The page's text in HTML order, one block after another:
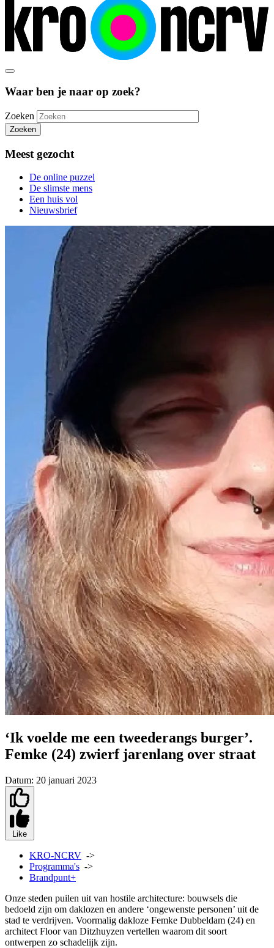
Waar ben je naar op zoek?
Zoeken
Zoeken
Meest gezocht
De online puzzel
De slimste mens
Een huis vol
Nieuwsbrief
‘Ik voelde me een tweederangs burger’.
Femke (24) zwierf jarenlang over straat
Datum: 20 januari 2023
Like
KRO-NCRV ->
Programma's ->
Brandpunt+
Onze steden puilen uit van hostile architecture: bouwsels die
bedoeld zijn om daklozen en andere ‘ongewenste personen’ uit de
stad te verdrijven. Voormalig dakloze Femke Dubbeldam (24) en
architect Floor van Ditzhuyzen vertellen waarom dit soort
ontwerpen zo schadelijk zijn.